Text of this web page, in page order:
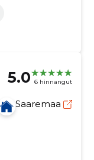
5.0 6 hinnangut
Saaremaa